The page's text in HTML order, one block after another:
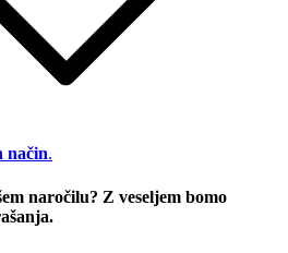
način.
naročilu? Z veseljem bomo